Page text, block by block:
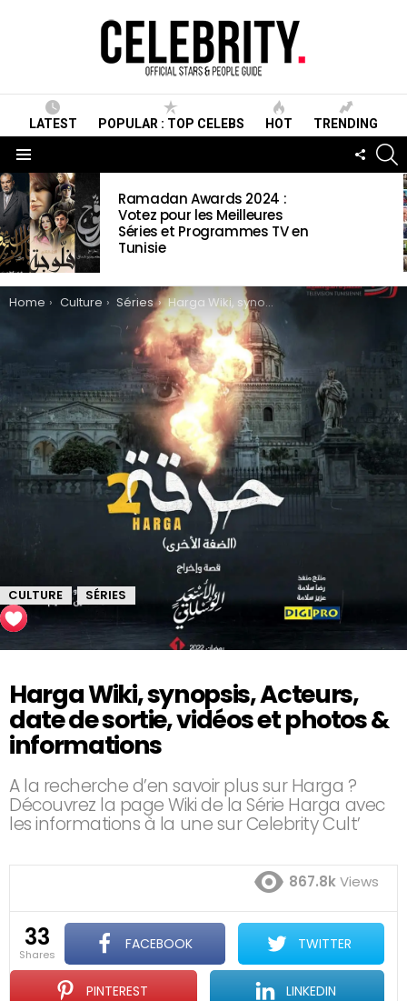
LATEST POPULAR : TOP CELEBS HOT TRENDING
LATEST
STORIES
Ramadan Awards 2024 :
Votez pour les Meilleures
Séries et Programmes TV en
Tunisie
You are here:
Home Culture Séries Harga Wiki, synopsis, Acteurs, date de sortie, vidéos et photos & informations
CULTURE , SÉRIES
Harga Wiki, synopsis, Acteurs,
date de sortie, vidéos et photos &
informations
A la recherche d’en savoir plus sur Harga ?
Découvrez la page Wiki de la Série Harga avec
les informations à la une sur Celebrity Cult’
867.8kViews
33
shares
FACEBOOK TWITTER
PINTEREST LINKEDIN